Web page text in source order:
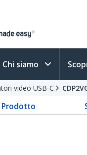
Chi siamo
video USB-C
Prodotto